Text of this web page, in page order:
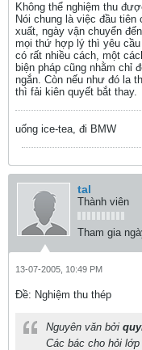
Không thể nghiệm thu
Nói chung là việc đầu
xuất, ngày vận chuyển
mọi thứ hợp lý thì yêu
có rất nhiều cách, một
biện pháp cũng nhằm chỉ
ngắn. Còn nếu như đó la
thì fải kiên quyết bắt thay.
uống ice-tea, đi BMW
tal
Thành viên
Tham gia
13-07-2005, 10:49 PM
Ðề: Nghiệm thu thép
Nguyên văn bởi
Các bác cho hỏi